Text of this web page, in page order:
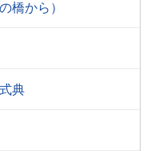
橋から）
典